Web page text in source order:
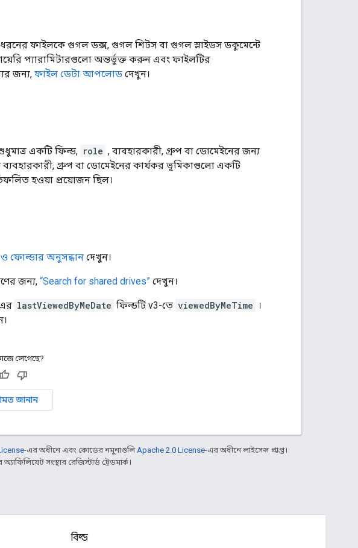
ধরনের ফাইলকে গুগল ডক্স, গুগল শিটস বা গুগল স্লাইডস ডকুমেন্টে
প্যারামিটারগুলো অন্তর্ভুক্ত করুন এবং ফাইলটির
জন্য, ফাইল ডেটা আপলোড দেখুন।
একটি ফিল্ড, role , ব্যবহারকারী, গ্রুপ বা ডোমেইনের জন্য
ব্যবহারকারী, গ্রুপ বা ডোমেইনের কার্যকর ভূমিকাগুলো একটি
হওয়া প্রয়োজন ছিল।
ফোল্ডার অনুসন্ধান দেখুন।
জন্য, “Search for shared drives” দেখুন।
lastViewedByMeDate ফিল্ডটি v3-তে viewedByMeTime
।
লেগেছে?
জানান
-এর অধীনে এবং কোডের নমুনাগুলি Apache 2.0 License-এর অধীনে লাইসেন্স প্রাপ্ত।
সংস্থার রেজিস্টার্ড ট্রেডমার্ক।
বিল্ড